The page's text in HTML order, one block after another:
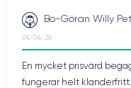
Bo-Göran Willy
04/04/26
En mycket prisvärd
fungerar helt